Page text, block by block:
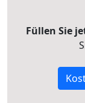
Füllen Sie